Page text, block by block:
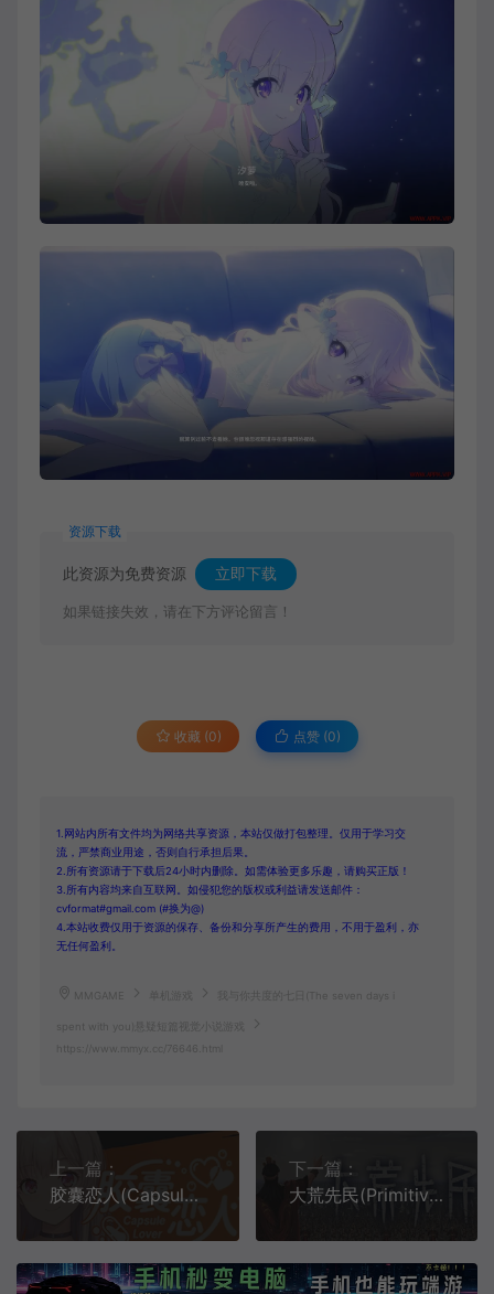
资源下载
此资源为免费资源 立即下载
如果链接失效，请在下方评论留言！
收藏 (0) 点赞 (0)
1.网站内所有文件均为网络共享资源，本站仅做打包整理。仅用于学习交
流，严禁商业用途，否则自行承担后果。
2.所有资源请于下载后24小时内删除。如需体验更多乐趣，请购买正版！
3.所有内容均来自互联网。如侵犯您的版权或利益请发送邮件：
cvformat#gmail.com (#换为@)
4.本站收费仅用于资源的保存、备份和分享所产生的费用，不用于盈利，亦
无任何盈利。
MMGAME 我与你共度的七日(The seven days i
spent with you)悬疑短篇视觉小说游戏
https://www.mmyx.cc/76646.html
上一篇：
胶囊恋人(Capsule Lover)短篇治愈视觉小说游戏
下一篇：
大荒先民(Primitive Society Simulator)部落生存模拟游戏